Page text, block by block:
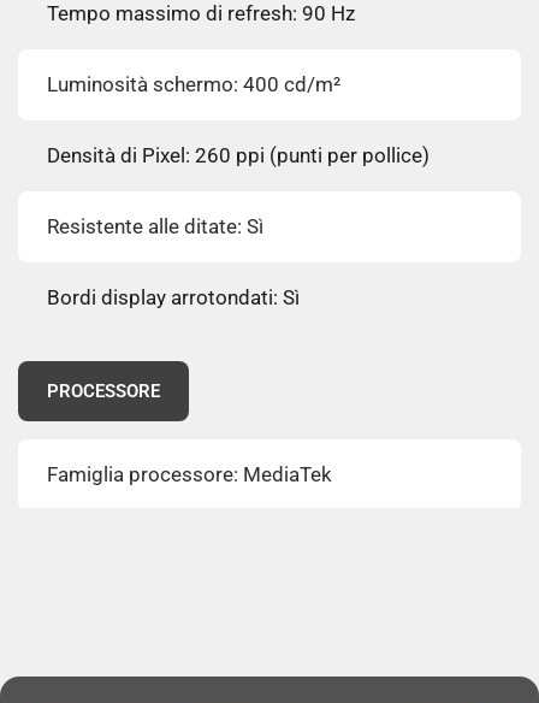
Tempo massimo di refresh: 90 Hz
Luminosità schermo: 400 cd/m²
Densità di Pixel: 260 ppi (punti per pollice)
Resistente alle ditate: Sì
Bordi display arrotondati: Sì
PROCESSORE
Famiglia processore: MediaTek